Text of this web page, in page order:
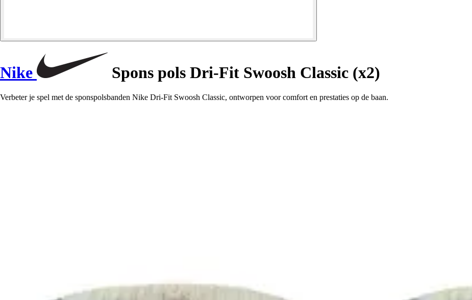
Nike Spons pols Dri-Fit Swoosh Classic (x2)
Verbeter je spel met de sponspolsbanden Nike Dri-Fit Swoosh Classic, ontworpen voor comfort en prestaties op de baan.